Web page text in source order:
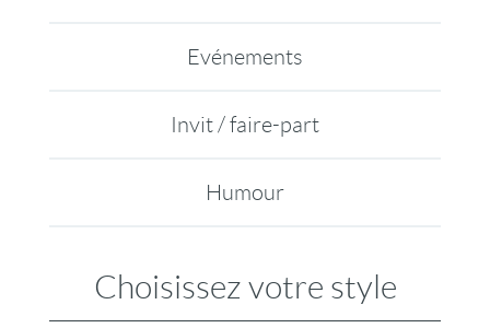
Evénements
Invit / faire-part
Humour
Choisissez votre style